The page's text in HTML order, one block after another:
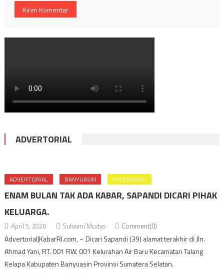
ADVERTORIAL
ADVERTORIAL BANYUASIN PALEMBANG
ENAM BULAN TAK ADA KABAR, SAPANDI DICARI PIHAK
KELUARGA.
April 5, 2026 Suhaimi Modys Comment(0)
Advertorial|KabarRI.com, – Dicari Sapandi (39) alamat terakhir di Jln.
Ahmad Yani, RT. 001 RW. 001 Kelurahan Air Baru Kecamatan Talang
Kelapa Kabupaten Banyuasin Provinsi Sumatera Selatan.